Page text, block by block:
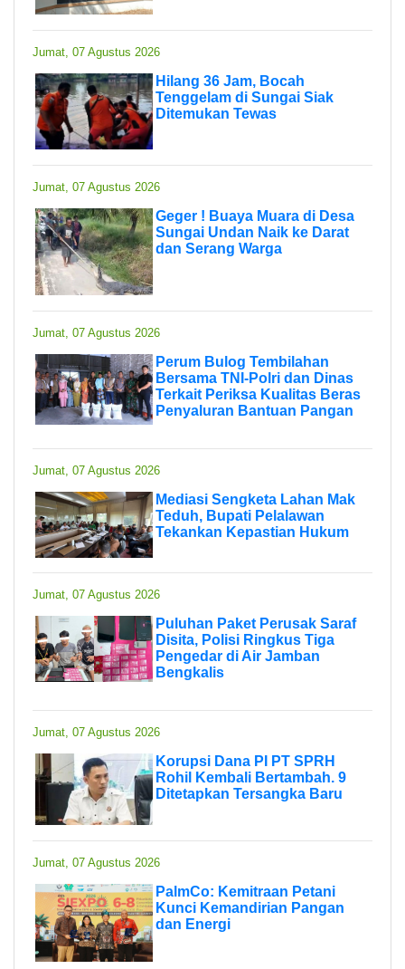
Jumat, 07 Agustus 2026
Hilang 36 Jam, Bocah
Tenggelam di Sungai Siak
Ditemukan Tewas
Jumat, 07 Agustus 2026
Geger ! Buaya Muara di Desa
Sungai Undan Naik ke Darat
dan Serang Warga
Jumat, 07 Agustus 2026
Perum Bulog Tembilahan
Bersama TNI-Polri dan Dinas
Terkait Periksa Kualitas Beras
Penyaluran Bantuan Pangan
Jumat, 07 Agustus 2026
Mediasi Sengketa Lahan Mak
Teduh, Bupati Pelalawan
Tekankan Kepastian Hukum
Jumat, 07 Agustus 2026
Puluhan Paket Perusak Saraf
Disita, Polisi Ringkus Tiga
Pengedar di Air Jamban
Bengkalis
Jumat, 07 Agustus 2026
Korupsi Dana PI PT SPRH
Rohil Kembali Bertambah. 9
Ditetapkan Tersangka Baru
Jumat, 07 Agustus 2026
PalmCo: Kemitraan Petani
Kunci Kemandirian Pangan
dan Energi